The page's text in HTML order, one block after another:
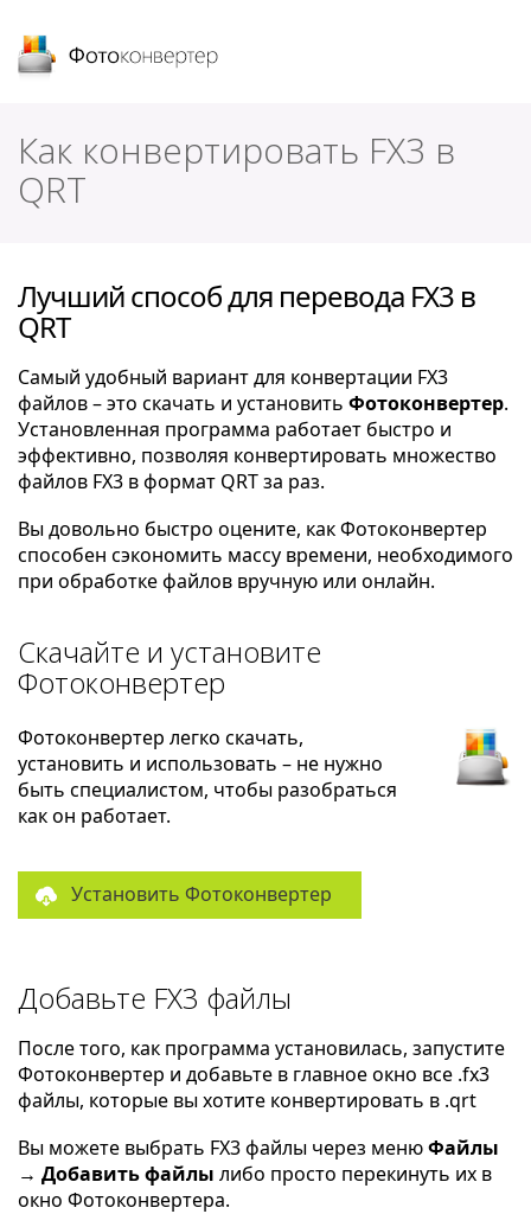
Как конвертировать FX3 в
QRT
Лучший способ для перевода FX3 в
QRT
Самый удобный вариант для конвертации FX3
файлов – это скачать и установить Фотоконвертер.
Установленная программа работает быстро и
эффективно, позволяя конвертировать множество
файлов FX3 в формат QRT за раз.
Вы довольно быстро оцените, как Фотоконвертер
способен сэкономить массу времени, необходимого
при обработке файлов вручную или онлайн.
Скачайте и установите
Фотоконвертер
Фотоконвертер легко скачать,
установить и использовать – не нужно
быть специалистом, чтобы разобраться
как он работает.
Установить Фотоконвертер
Добавьте FX3 файлы
После того, как программа установилась, запустите
Фотоконвертер и добавьте в главное окно все .fx3
файлы, которые вы хотите конвертировать в .qrt
Вы можете выбрать FX3 файлы через менюФайлы
→ Добавить файлы либо просто перекинуть их в
окно Фотоконвертера.